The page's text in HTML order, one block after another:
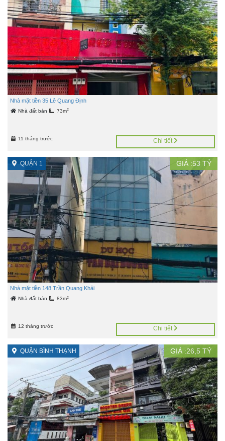
Nhà mặt tiền 35 Lê Quang Định
Nhà đất bán 73m2
11 tháng trước Chi tiết
QUẬN 1 GIÁ :53 TỶ
Nhà mặt tiền 148 Trần Quang Khải
Nhà đất bán 83m2
12 tháng trước Chi tiết
QUẬN BÌNH THẠNH GIÁ :26,5 TỶ